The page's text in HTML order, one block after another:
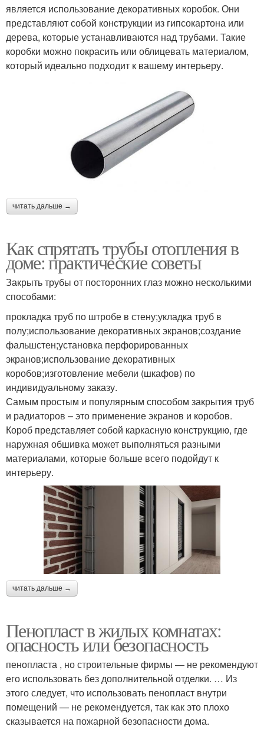
является использование декоративных коробок. Они
представляют собой конструкции из гипсокартона или
дерева, которые устанавливаются над трубами. Такие
коробки можно покрасить или облицевать материалом,
который идеально подходит к вашему интерьеру.
читать дальше →
Как спрятать трубы отопления в
доме: практические советы
Закрыть трубы от посторонних глаз можно несколькими
способами:
прокладка труб по штробе в стену;укладка труб в
полу;использование декоративных экранов;создание
фальшстен;установка перфорированных
экранов;использование декоративных
коробов;изготовление мебели (шкафов) по
индивидуальному заказу.
Самым простым и популярным способом закрытия труб
и радиаторов – это применение экранов и коробов.
Короб представляет собой каркасную конструкцию, где
наружная обшивка может выполняться разными
материалами, которые больше всего подойдут к
интерьеру.
читать дальше →
Пенопласт в жилых комнатах:
опасность или безопасность
пенопласта , но строительные фирмы — не рекомендуют
его использовать без дополнительной отделки. … Из
этого следует, что использовать пенопласт внутри
помещений — не рекомендуется, так как это плохо
сказывается на пожарной безопасности дома.